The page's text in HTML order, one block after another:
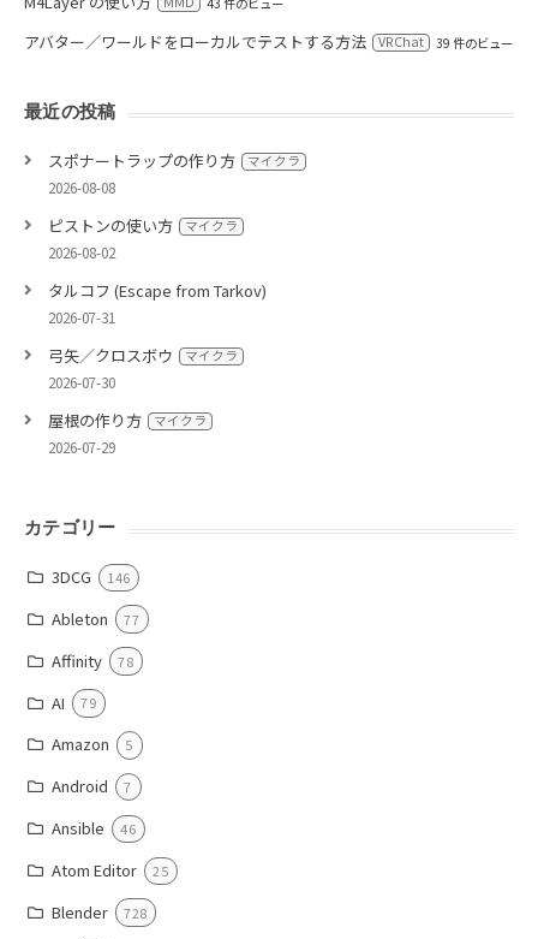
アバター／ワールドをローカルでテストする方法 VRChat 39 件のビュー
最近の投稿
スポナートラップの作り方 マイクラ
2026-08-08
ピストンの使い方 マイクラ
2026-08-02
タルコフ (Escape from Tarkov)
2026-07-31
弓矢／クロスボウ マイクラ
2026-07-30
屋根の作り方 マイクラ
2026-07-29
カテゴリー
3DCG 146
Ableton 77
Affinity 78
AI 79
Amazon 5
Android 7
Ansible 46
Atom Editor 25
Blender 728